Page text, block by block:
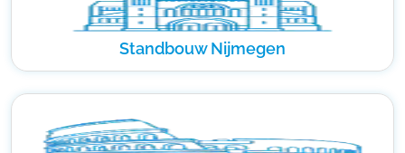
Standbouw Nijmegen